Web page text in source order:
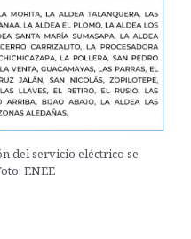
del servicio eléctrico se
ENEE